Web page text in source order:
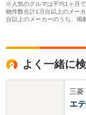
※人気のクルマは平均1ヶ月
物件数合計1万台以上のメー
台以上のメーカーのうち、掲
よく一緒に
三菱
エ